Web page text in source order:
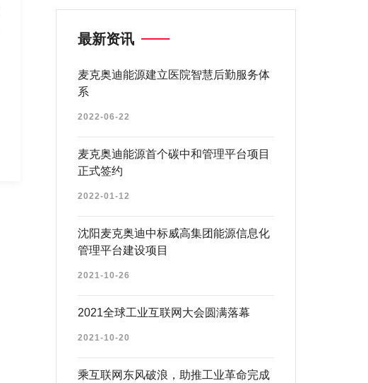
最新资讯
麦克奥迪能源建立医院智慧后勤服务体
系
2022-06-22
麦克奥迪能源首个碳中和管理平台项目
正式签约
2022-01-12
沈阳麦克奥迪中标威高集团能源信息化
管理平台建设项目
2021-10-26
2021全球工业互联网大会圆满落幕
2021-10-20
乘互联网东风破浪，助推工业革命完成